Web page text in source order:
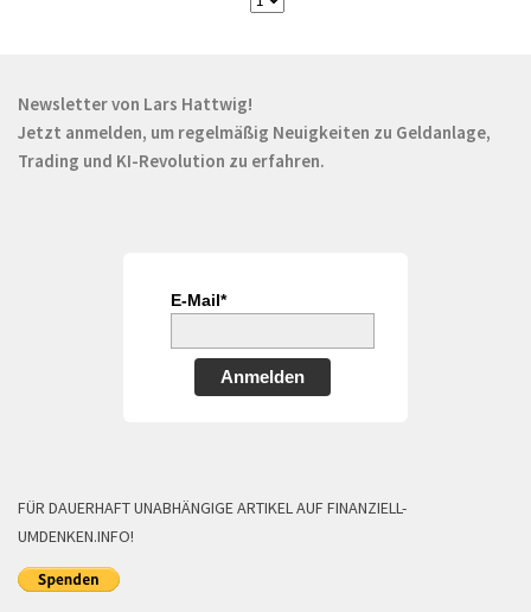
Newsletter von Lars Hattwig!
Jetzt anmelden, um regelmäßig Neuigkeiten zu Geldanlage,
Trading und KI-Revolution zu erfahren.
E-Mail*
Anmelden
FÜR DAUERHAFT UNABHÄNGIGE ARTIKEL AUF FINANZIELL-
UMDENKEN.INFO!